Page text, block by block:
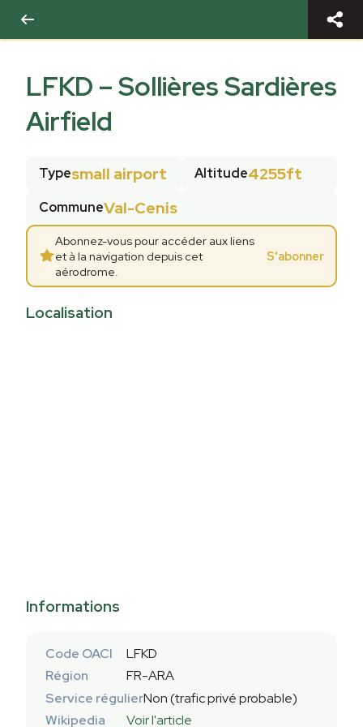
LFKD –Sollières Sardières
Airfield
Typesmall airport Altitude4255ft
CommuneVal-Cenis
Abonnez-vous pour accéder aux liens
et à la navigation depuis cet
aérodrome.
S'abonner
Localisation
Informations
Code OACI
LFKD
Région
FR-ARA
Service régulierNon (trafic privé probable)
Wikipedia
Voir l'article